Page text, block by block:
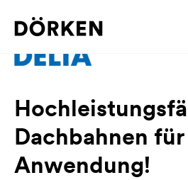
Dachbahnen
Anwendung!